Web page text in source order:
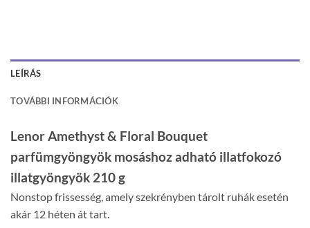
LEÍRÁS
TOVÁBBI INFORMÁCIÓK
Lenor Amethyst & Floral Bouquet
parfümgyöngyök mosáshoz adható illatfokozó
illatgyöngyök 210 g
Nonstop frissesség, amely szekrényben tárolt ruhák esetén
akár 12 héten át tart.